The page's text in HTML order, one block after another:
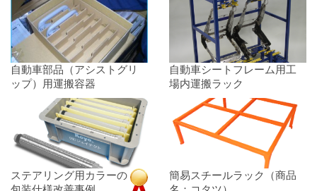
自動車部品（アシストグリ
ップ）用運搬容器
自動車シートフレーム用工
場内運搬ラック
ステアリング用カラーの
簡易スチールラック（商品